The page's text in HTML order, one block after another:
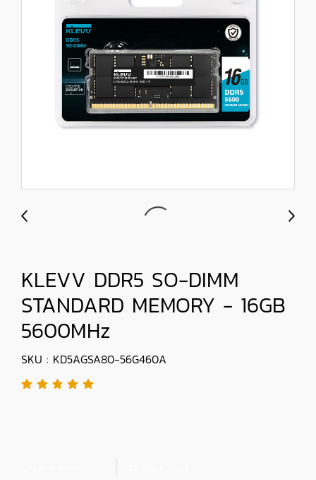
KLEVV DDR5 SO-DIMM
STANDARD MEMORY - 16GB
5600MHz
SKU : KD5AGSA80-56G460A